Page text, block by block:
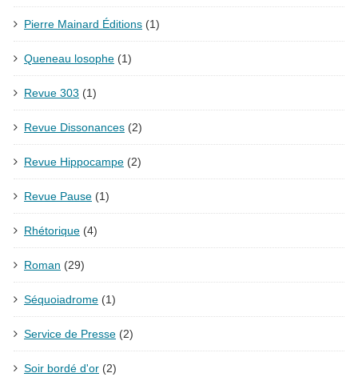
Pierre Mainard Éditions (1)
Queneau losophe (1)
Revue 303 (1)
Revue Dissonances (2)
Revue Hippocampe (2)
Revue Pause (1)
Rhétorique (4)
Roman (29)
Séquoiadrome (1)
Service de Presse (2)
Soir bordé d'or (2)